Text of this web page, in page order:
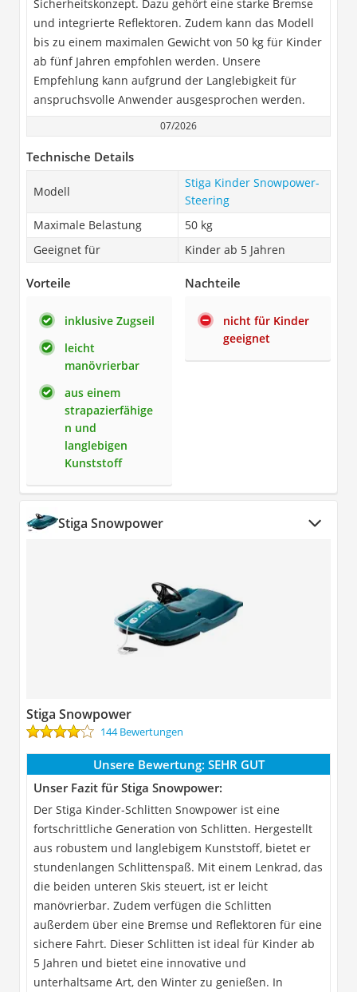
Sicherheitskonzept. Dazu gehört eine starke Bremse
und integrierte Reflektoren. Zudem kann das Modell
bis zu einem maximalen Gewicht von 50 kg für Kinder
ab fünf Jahren empfohlen werden. Unsere
Empfehlung kann aufgrund der Langlebigkeit für
anspruchsvolle Anwender ausgesprochen werden.
07/2026
Technische Details
Modell
Stiga Kinder Snowpower-
Steering
Maximale Belastung
50 kg
Geeignet für
Kinder ab 5 Jahren
Vorteile
inklusive Zugseil
leicht
manövrierbar
aus einem
strapazierfähige
n und
langlebigen
Kunststoff
Nachteile
nicht für Kinder
geeignet
Stiga Snowpower
Stiga Snowpower
144 Bewertungen
Unsere Bewertung: SEHR GUT
Unser Fazit für Stiga Snowpower:
Der Stiga Kinder-Schlitten Snowpower ist eine
fortschrittliche Generation von Schlitten. Hergestellt
aus robustem und langlebigem Kunststoff, bietet er
stundenlangen Schlittenspaß. Mit einem Lenkrad, das
die beiden unteren Skis steuert, ist er leicht
manövrierbar. Zudem verfügen die Schlitten
außerdem über eine Bremse und Reflektoren für eine
sichere Fahrt. Dieser Schlitten ist ideal für Kinder ab
5 Jahren und bietet eine innovative und
unterhaltsame Art, den Winter zu genießen. In